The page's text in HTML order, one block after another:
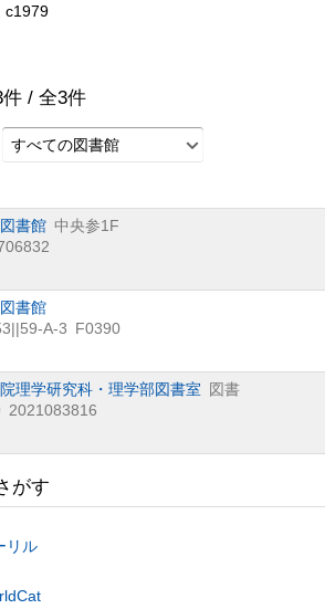
c1979
件 / 全3件
すべての図書館
書館 中央参1F
書館
A-3 F0390
理学研究科・理学部図書室
図書
2021083816
がす
リル